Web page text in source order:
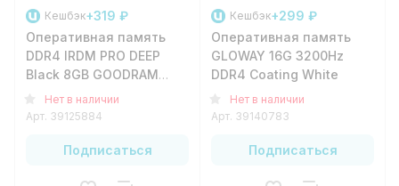
Кешбэк+319 ₽
Оперативная память
DDR4 IRDM PRO DEEP
Black 8GB GOODRAM
PC4-28800 (3600Mhz)
Нет в наличии
Арт. 39125884
Подписаться
Кешбэк+299 ₽
Оперативная память
GLOWAY 16G 3200Hz
DDR4 Coating White
Нет в наличии
Арт. 39140783
Подписаться